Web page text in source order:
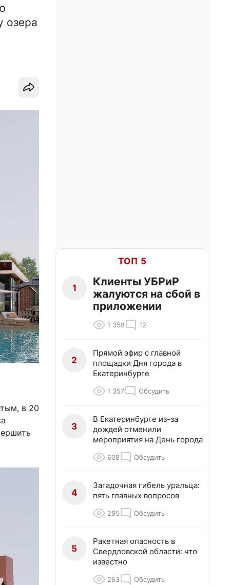
озера
в 20
ТОП 5
1
Клиенты УБРиР
жалуются на сбой в
приложении
1 358 12
2
Прямой эфир с главной
площадки Дня города в
Екатеринбурге
1 357 Обсудить
3
В Екатеринбурге из-за
дождей отменили
мероприятия на День города
608 Обсудить
4
Загадочная гибель уральца:
пять главных вопросов
295 Обсудить
5
Ракетная опасность в
Свердловской области: что
известно
263 Обсудить